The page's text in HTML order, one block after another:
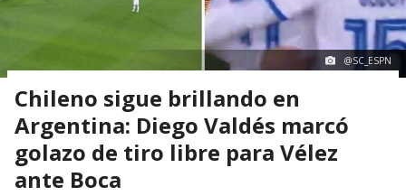
@SC_ESPN
Chileno sigue brillando en
Argentina: Diego Valdés marcó
golazo de tiro libre para Vélez
ante Boca